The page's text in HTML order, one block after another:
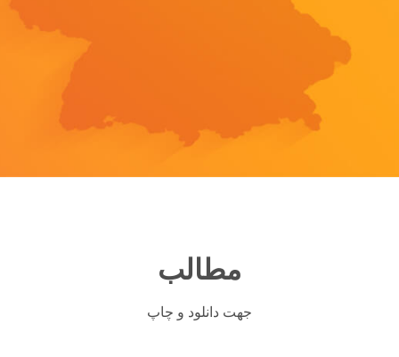
مطالب
جهت دانلود و چاپ